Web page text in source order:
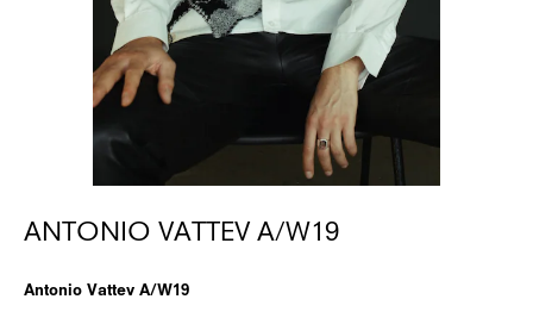
ANTONIO VATTEV A/W19
Antonio Vattev A/W19